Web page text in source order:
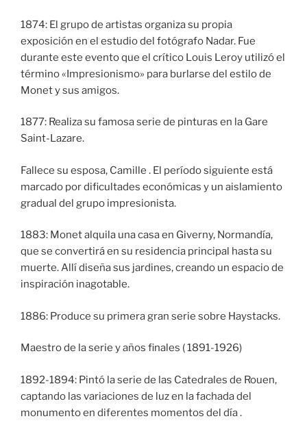
1874: El grupo de artistas organiza su propia
exposición en el estudio del fotógrafo Nadar. Fue
durante este evento que el crítico Louis Leroy utilizó el
término «Impresionismo» para burlarse del estilo de
Monet y sus amigos.
1877: Realiza su famosa serie de pinturas en la Gare
Saint-Lazare.
Fallece su esposa, Camille . El período siguiente está
marcado por dificultades económicas y un aislamiento
gradual del grupo impresionista.
1883: Monet alquila una casa en Giverny, Normandía,
que se convertirá en su residencia principal hasta su
muerte. Allí diseña sus jardines, creando un espacio de
inspiración inagotable.
1886: Produce su primera gran serie sobre Haystacks.
Maestro de la serie y años finales ( 1891-1926)
1892-1894: Pintó la serie de las Catedrales de Rouen,
captando las variaciones de luz en la fachada del
monumento en diferentes momentos del día .